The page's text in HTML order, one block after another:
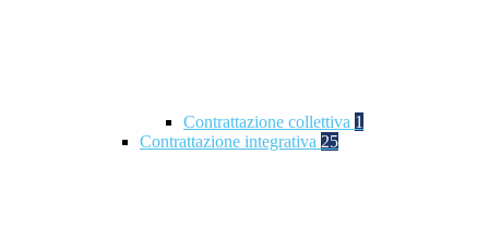
Contrattazione collettiva 1
Contrattazione integrativa 25